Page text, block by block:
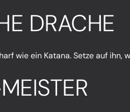
DRACHE
wie ein Katana. Setze auf ihn,